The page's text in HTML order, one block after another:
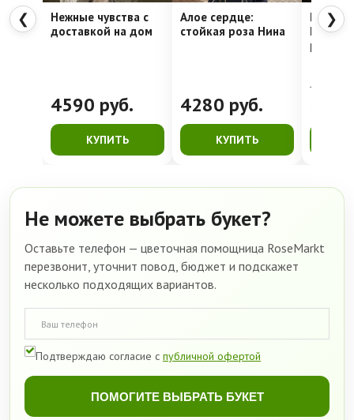
❮
Нежные чувства с
доставкой на дом
4590 руб.
КУПИТЬ
Алое сердце:
стойкая роза Нина
4280 руб.
КУПИТЬ
Недели
4762
❯
Не можете выбрать букет?
Оставьте телефон — цветочная помощница RoseMarkt
перезвонит, уточнит повод, бюджет и подскажет
несколько подходящих вариантов.
Подтверждаю согласие с публичной офертой
ПОМОГИТЕ ВЫБРАТЬ БУКЕТ